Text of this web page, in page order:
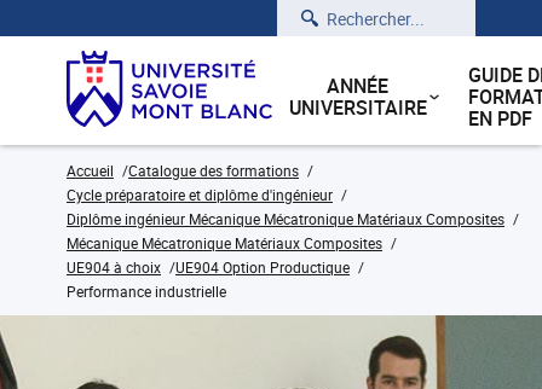
Rechercher
ANNÉE
UNIVERSITAIRE
GUIDE
EN PDF
Accueil
Catalogue des formations
Cycle préparatoire et diplôme d'ingénieur
Diplôme ingénieur Mécanique Mécatronique Matériaux Composites
Mécanique Mécatronique Matériaux Composites
UE904 à choix
UE904 Option Productique
Performance industrielle